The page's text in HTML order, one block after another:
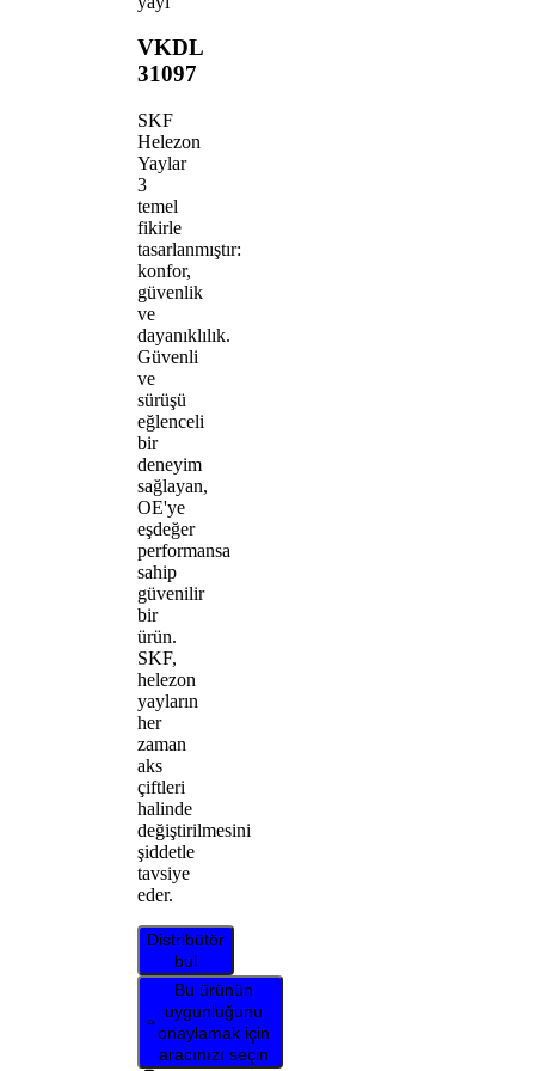
VKDL
31097
SKF
Helezon
Yaylar
3
temel
fikirle
tasarlanmıştır:
konfor,
güvenlik
ve
dayanıklılık.
Güvenli
ve
sürüşü
eğlenceli
bir
deneyim
sağlayan,
OE'ye
eşdeğer
performansa
sahip
güvenilir
bir
ürün.
SKF,
helezon
yayların
her
zaman
aks
çiftleri
halinde
değiştirilmesini
şiddetle
tavsiye
eder.
Distribütör
bul
Bu ürünün
uygunluğunu
onaylamak için
aracınızı seçin